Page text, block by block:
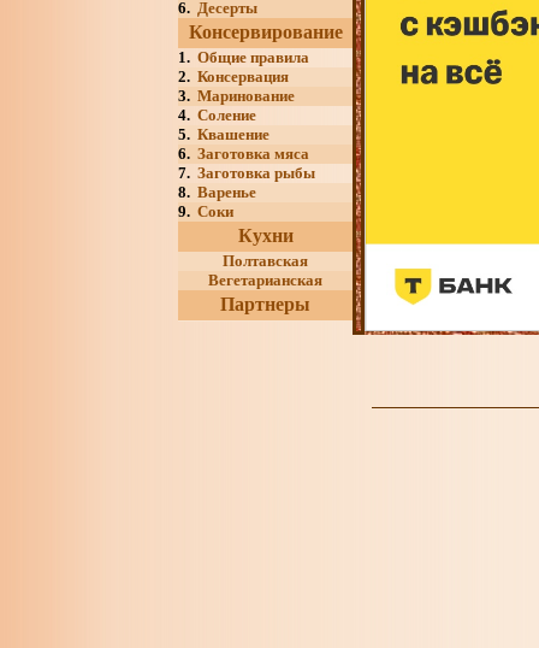
6. Десерты
Консервирование
1. Общие правила
2. Консервация
3. Маринование
4. Соление
5. Квашение
6. Заготовка мяса
7. Заготовка рыбы
8. Варенье
9. Соки
Кухни
Полтавская
Вегетарианская
Партнеры